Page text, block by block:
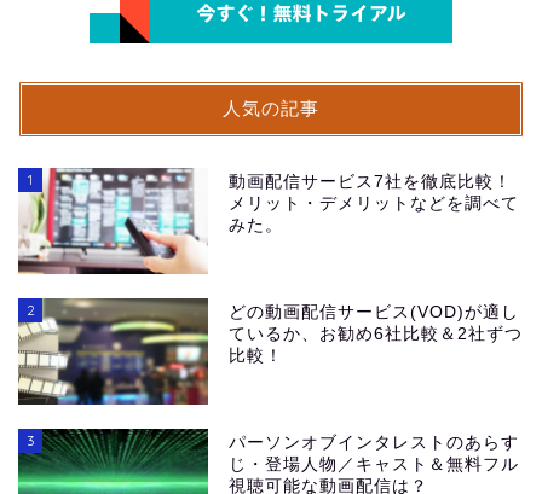
人気の記事
1
動画配信サービス7社を徹底比較！
メリット・デメリットなどを調べて
みた。
2
どの動画配信サービス(VOD)が適し
ているか、お勧め6社比較＆2社ずつ
比較！
3
パーソンオブインタレストのあらす
じ・登場人物／キャスト＆無料フル
視聴可能な動画配信は？